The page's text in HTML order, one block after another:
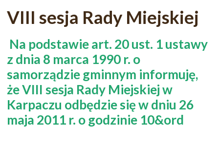
VIII sesja Rady Miejskiej
Na podstawie art. 20 ust. 1 ustawy
z dnia 8 marca 1990 r. o
samorządzie gminnym informuję,
że VIII sesja Rady Miejskiej w
Karpaczu odbędzie się w dniu 26
maja 2011 r. o godzinie 10&ord